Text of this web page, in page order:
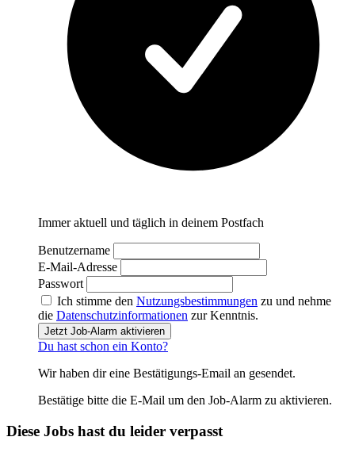
Immer aktuell und täglich in deinem Postfach
Benutzername
E-Mail-Adresse
Passwort
Ich stimme den Nutzungsbestimmungen zu und nehme
die Datenschutzinformationen zur Kenntnis.
Jetzt Job-Alarm aktivieren
Du hast schon ein Konto?
Wir haben dir eine Bestätigungs-Email an gesendet.
Bestätige bitte die E-Mail um den Job-Alarm zu aktivieren.
Diese Jobs hast du leider verpasst